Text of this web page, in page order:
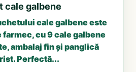
cale galbene
cale galbene este
cu 9 cale galbene
ambalaj fin și panglică
Perfectă...